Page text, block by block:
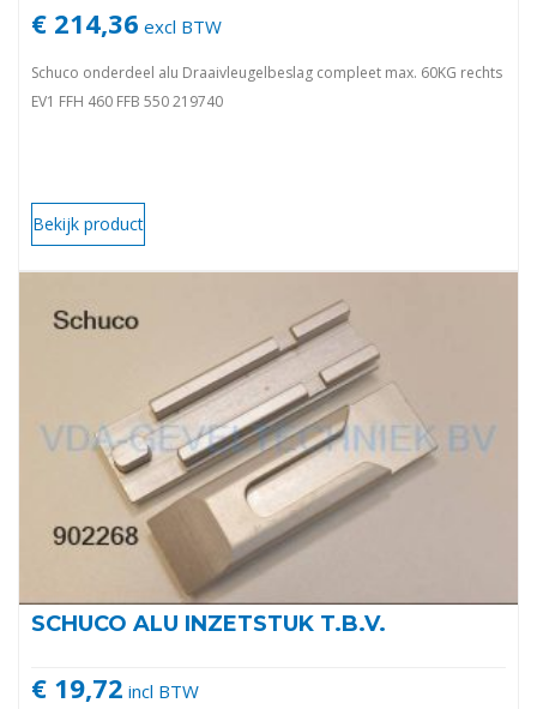
€ 214,36 excl BTW
Schuco onderdeel alu Draaivleugelbeslag compleet max. 60KG rechts
EV1 FFH 460 FFB 550 219740
Bekijk product
SCHUCO ALU INZETSTUK T.B.V.
€ 19,72 incl BTW